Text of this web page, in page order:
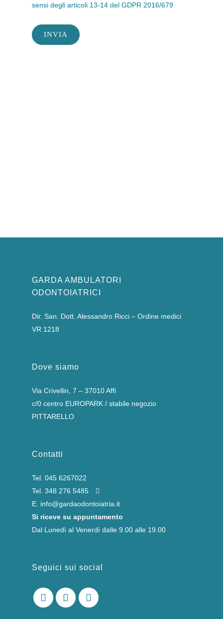
sensi degli articoli 13-14 del GDPR 2016/679
GARDA AMBULATORI
ODONTOIATRICI
Dir. San. Dott. Alessandro Ricci – Ordine medici
VR 1218
Dove siamo
Via Crivellin, 7 – 37010 Affi
c/0 centro EUROPARK / stabile negozio
PITTARELLO
Contatti
Tel. 045 6267022
Tel. 348 276 5485
E. info@gardaodontoiatria.it
Si riceve su appuntamento
Dal Lunedì al Venerdì dalle 9.00 alle 19.00
Seguici sui social